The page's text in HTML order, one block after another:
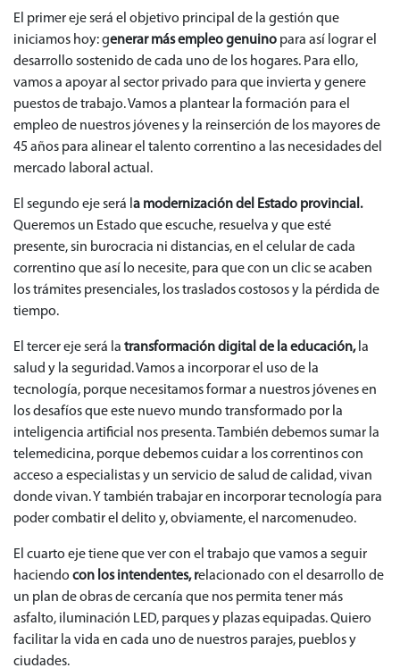
El primer eje será el objetivo principal de la gestión que
iniciamos hoy: generar más empleo genuino para así lograr el
desarrollo sostenido de cada uno de los hogares. Para ello,
vamos a apoyar al sector privado para que invierta y genere
puestos de trabajo. Vamos a plantear la formación para el
empleo de nuestros jóvenes y la reinserción de los mayores de
45 años para alinear el talento correntino a las necesidades del
mercado laboral actual.
El segundo eje será l a modernización del Estado provincial.
Queremos un Estado que escuche, resuelva y que esté
presente, sin burocracia ni distancias, en el celular de cada
correntino que así lo necesite, para que con un clic se acaben
los trámites presenciales, los traslados costosos y la pérdida de
tiempo.
El tercer eje será la transformación digital de la educación,la
salud y la seguridad. Vamos a incorporar el uso de la
tecnología, porque necesitamos formar a nuestros jóvenes en
los desafíos que este nuevo mundo transformado por la
inteligencia artificial nos presenta. También debemos sumar la
telemedicina, porque debemos cuidar a los correntinos con
acceso a especialistas y un servicio de salud de calidad, vivan
donde vivan. Y también trabajar en incorporar tecnología para
poder combatir el delito y, obviamente, el narcomenudeo.
El cuarto eje tiene que ver con el trabajo que vamos a seguir
haciendo con los intendentes, relacionado con el desarrollo de
un plan de obras de cercanía que nos permita tener más
asfalto, iluminación LED, parques y plazas equipadas. Quiero
facilitar la vida en cada uno de nuestros parajes, pueblos y
ciudades.